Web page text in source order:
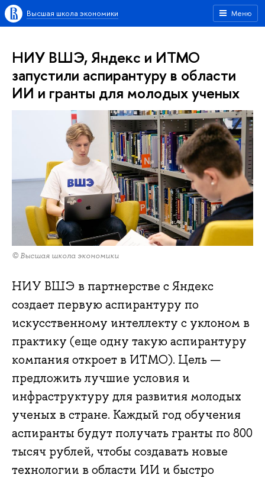
Меню
Высшая школа экономики
НИУ ВШЭ, Яндекс и ИТМО
запустили аспирантуру в области
ИИ и гранты для молодых ученых
© Высшая школа экономики
НИУ ВШЭ в партнерстве с Яндекс
создает первую аспирантуру по
искусственному интеллекту с уклоном в
практику (еще одну такую аспирантуру
компания откроет в ИТМО). Цель —
предложить лучшие условия и
инфраструктуру для развития молодых
ученых в стране. Каждый год обучения
аспиранты будут получать гранты по 800
тысяч рублей, чтобы создавать новые
технологии в области ИИ и быстро